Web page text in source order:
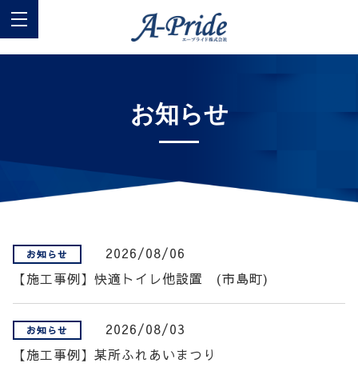
お知らせ
お知らせ
2026/08/06
【施工事例】快適トイレ他設置 (市島町)
お知らせ
2026/08/03
【施工事例】某所ふれあいまつり